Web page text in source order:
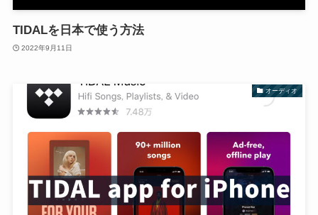
TIDALを日本で使う方法
2022年9月11日
オーディオ